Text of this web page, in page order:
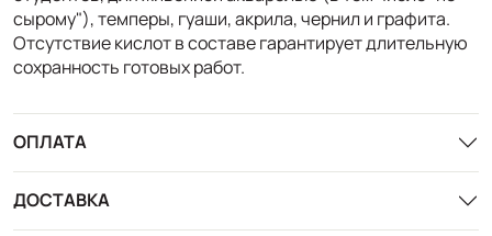
сырому"), темперы, гуаши, акрила, чернил и графита.
Отсутствие кислот в составе гарантирует длительную
сохранность готовых работ.
ОПЛАТА
ДОСТАВКА